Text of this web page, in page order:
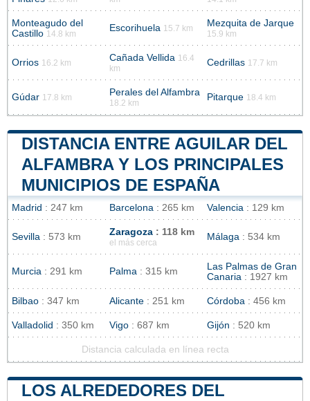
Monteagudo del
Castillo 14.8 km
Escorihuela 15.7 km Mezquita de Jarque
15.9 km
Orrios 16.2 km Cañada Vellida 16.4
km
Cedrillas 17.7 km
Gúdar 17.8 km Perales del Alfambra
18.2 km
Pitarque 18.4 km
DISTANCIA ENTRE AGUILAR DEL
ALFAMBRA Y LOS PRINCIPALES
MUNICIPIOS DE ESPAÑA
Madrid : 247 km Barcelona : 265 km Valencia : 129 km
Sevilla : 573 km Zaragoza : 118 km
el más cerca
Málaga : 534 km
Murcia : 291 km Palma : 315 km
Las Palmas de Gran
Canaria : 1927 km
Bilbao : 347 km Alicante : 251 km Córdoba : 456 km
Valladolid : 350 km Vigo : 687 km Gijón : 520 km
Distancia calculada en línea recta
LOS ALREDEDORES DEL